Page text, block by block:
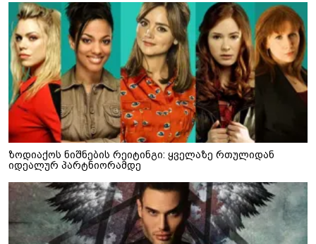
ზოდიაქოს ნიშნების რეიტინგი: ყველაზე რთულიდან
იდეალურ პარტნიორამდე